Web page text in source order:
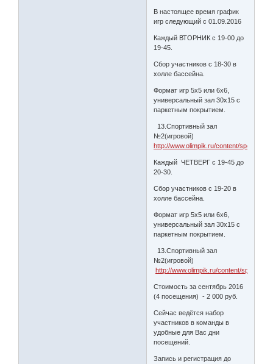
В настоящее время график
игр следующий с 01.09.2016
Каждый ВТОРНИК с 19-00 до
19-45.
Сбор участников с 18-30 в
холле бассейна.
Формат игр 5х5 или 6х6,
универсальный зал 30х15 с
паркетным покрытием.
13.Спортивный зал
№2(игровой)
http://www.olimpik.ru/content/sport/korp/
Каждый ЧЕТВЕРГ с 19-45 до
20-30.
Сбор участников с 19-20 в
холле бассейна.
Формат игр 5х5 или 6х6,
универсальный зал 30х15 с
паркетным покрытием.
13.Спортивный зал
№2(игровой)
http://www.olimpik.ru/content/sport/
Стоимость за сентябрь 2016
(4 посещения) - 2 000 руб.
Сейчас ведётся набор
участников в команды в
удобные для Вас дни
посещений.
Запись и регистрация до